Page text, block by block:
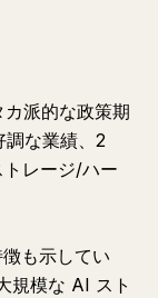
派的な政策期
調な業績、2
レージ/ハー
も示してい
規模な AI スト